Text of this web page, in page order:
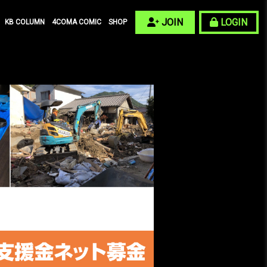
KB COLUMN 4COMA COMIC SHOP JOIN LOGIN